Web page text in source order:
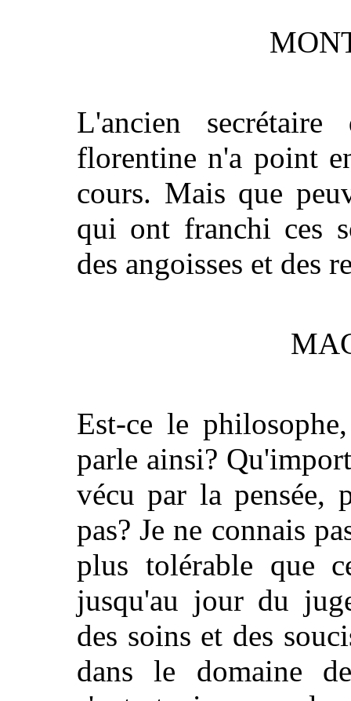
L'ancien
florentine n'a point
cours. Mais que
qui ont franchi ces
des angoisses et des
Est-ce le
parle ainsi?
vécu par la pensée,
pas? Je ne connais
plus tolérable que
jusqu'au jour du
des soins et des
dans le domaine